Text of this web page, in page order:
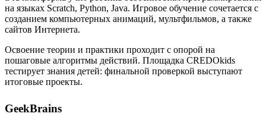
на языках Scratch, Python, Java. Игровое обучение сочетается с
созданием компьютерных анимаций, мультфильмов, а также
сайтов Интернета.
Освоение теории и практики проходит с опорой на
пошаговые алгоритмы действий. Площадка CREDOkids
тестирует знания детей: финальной проверкой выступают
итоговые проекты.
GeekBrains